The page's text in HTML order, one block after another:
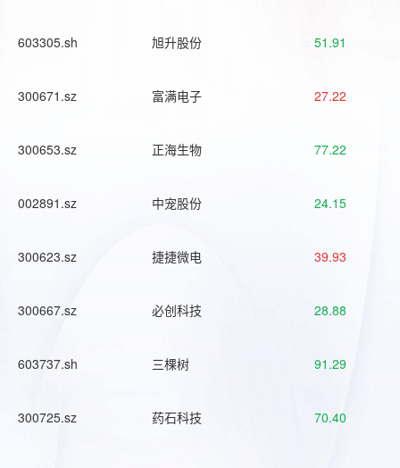
603305.sh 旭升股份 51.91
300671.sz 富满电子 27.22
300653.sz 正海生物 77.22
002891.sz 中宠股份 24.15
300623.sz 捷捷微电 39.93
300667.sz 必创科技 28.88
603737.sh 三棵树 91.29
300725.sz 药石科技 70.40